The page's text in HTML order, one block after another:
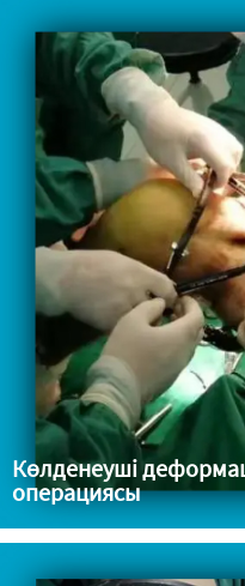
Obliterans (ASO)
Көлденеуші
операциясы
Дене ұзындығын ұzaртау
қойу операциясы Дене